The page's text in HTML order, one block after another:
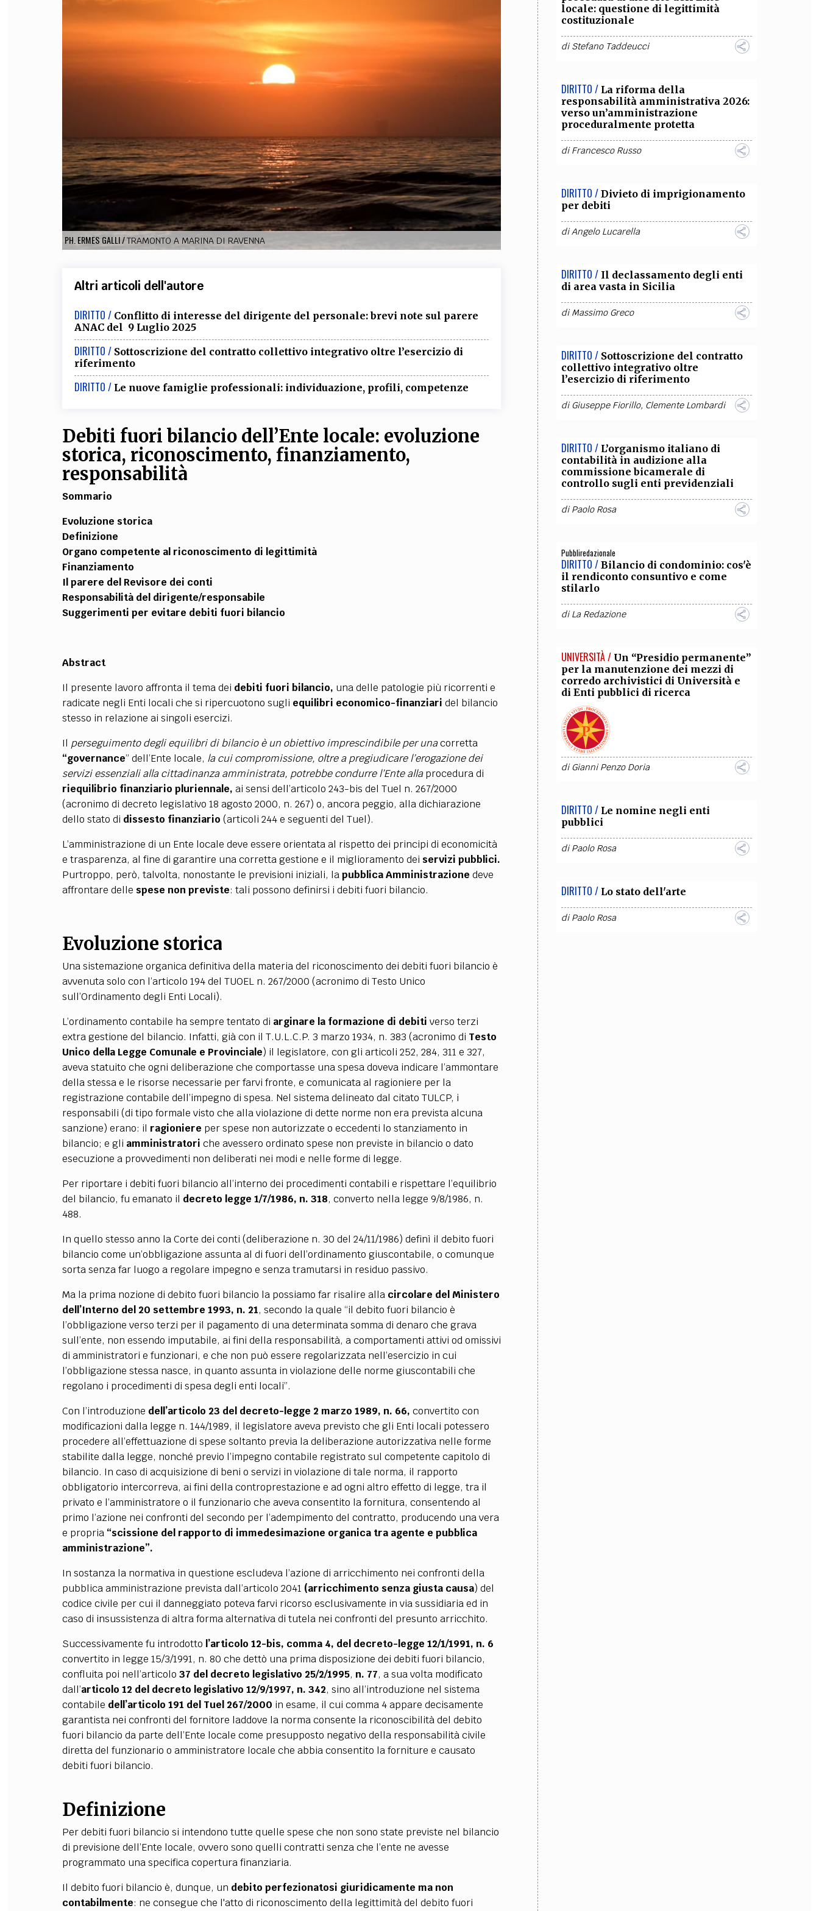
FILODIRITTO REDAZIONE COMITATO SCIENTIFICO AUTORI CURATORI FOTOGRAFI COLLABORA CON NOI
EXTRA
CODICI RUBRICHE
SOCIAL MEDIA
PH. ERMES GALLI/TRAMONTO A MARINA DI RAVENNA
Altri articoli dell'autore
DIRITTO / Conflitto di interesse del dirigente del personale: brevi note sul parere
ANAC del 9 Luglio 2025
DIRITTO / Sottoscrizione del contratto collettivo integrativo oltre l’esercizio di
riferimento
DIRITTO / Le nuove famiglie professionali: individuazione, profili, competenze
Debiti fuori bilancio dell’Ente locale: evoluzione
storica, riconoscimento, finanziamento,
responsabilità
Sommario
Evoluzione storica
Definizione
Organo competente al riconoscimento di legittimità
Finanziamento
Il parere del Revisore dei conti
Responsabilità del dirigente/responsabile
Suggerimenti per evitare debiti fuori bilancio
Abstract
Il presente lavoro affronta il tema dei debiti fuori bilancio, una delle patologie più ricorrenti e
radicate negli Enti locali che si ripercuotono sugli equilibri economico-finanziari del bilancio
stesso in relazione ai singoli esercizi.
Il perseguimento degli equilibri di bilancio è un obiettivo imprescindibile per unacorretta
“governance” dell’Ente locale, la cui compromissione, oltre a pregiudicare l’erogazione dei
servizi essenziali alla cittadinanza amministrata, potrebbe condurre l’Ente allaprocedura di
riequilibrio finanziario pluriennale, ai sensi dell’articolo 243-bis del Tuel n. 267/2000
(acronimo di decreto legislativo 18 agosto 2000, n. 267) o, ancora peggio, alla dichiarazione
dello stato di dissesto finanziario (articoli 244 e seguenti del Tuel).
L’amministrazione di un Ente locale deve essere orientata al rispetto dei principi di economicità
e trasparenza, al fine di garantire una corretta gestione e il miglioramento dei servizi pubblici.
Purtroppo, però, talvolta, nonostante le previsioni iniziali, lapubblica Amministrazione deve
affrontare delle spese non previste: tali possono definirsi i debiti fuori bilancio.
Evoluzione storica
Una sistemazione organica definitiva della materia del riconoscimento dei debiti fuori bilancio è
avvenuta solo con l’articolo 194 del TUOEL n. 267/2000 (acronimo di Testo Unico
sull’Ordinamento degli Enti Locali).
L’ordinamento contabile ha sempre tentato di arginare la formazione di debiti verso terzi
extra gestione del bilancio. Infatti, già con il T.U.L.C.P. 3 marzo 1934, n. 383 (acronimo di Testo
Unico della Legge Comunale e Provinciale) il legislatore, con gli articoli 252, 284, 311 e 327,
aveva statuito che ogni deliberazione che comportasse una spesa doveva indicare l’ammontare
della stessa e le risorse necessarie per farvi fronte, e comunicata al ragioniere per la
registrazione contabile dell’impegno di spesa. Nel sistema delineato dal citato TULCP, i
responsabili (di tipo formale visto che alla violazione di dette norme non era prevista alcuna
sanzione) erano: il ragioniere per spese non autorizzate o eccedenti lo stanziamento in
bilancio; e gli amministratori che avessero ordinato spese non previste in bilancio o dato
esecuzione a provvedimenti non deliberati nei modi e nelle forme di legge.
Per riportare i debiti fuori bilancio all’interno dei procedimenti contabili e rispettare l’equilibrio
del bilancio, fu emanato il decreto legge 1/7/1986, n. 318, converto nella legge 9/8/1986, n.
488.
In quello stesso anno la Corte dei conti (deliberazione n. 30 del 24/11/1986) definì il debito fuori
bilancio come un’obbligazione assunta al di fuori dell’ordinamento giuscontabile, o comunque
sorta senza far luogo a regolare impegno e senza tramutarsi in residuo passivo.
Ma la prima nozione di debito fuori bilancio la possiamo far risalire allacircolare del Ministero
dell’Interno del 20 settembre 1993, n. 21, secondo la quale “il debito fuori bilancio è
l’obbligazione verso terzi per il pagamento di una determinata somma di denaro che grava
sull’ente, non essendo imputabile, ai fini della responsabilità, a comportamenti attivi od omissivi
di amministratori e funzionari, e che non può essere regolarizzata nell’esercizio in cui
l’obbligazione stessa nasce, in quanto assunta in violazione delle norme giuscontabili che
regolano i procedimenti di spesa degli enti locali”.
Con l’introduzione dell’articolo 23 del decreto-legge 2 marzo 1989, n. 66, convertito con
modificazioni dalla legge n. 144/1989, il legislatore aveva previsto che gli Enti locali potessero
procedere all’effettuazione di spese soltanto previa la deliberazione autorizzativa nelle forme
stabilite dalla legge, nonché previo l’impegno contabile registrato sul competente capitolo di
bilancio. In caso di acquisizione di beni o servizi in violazione di tale norma, il rapporto
obbligatorio intercorreva, ai fini della controprestazione e ad ogni altro effetto di legge, tra il
privato e l’amministratore o il funzionario che aveva consentito la fornitura, consentendo al
primo l’azione nei confronti del secondo per l’adempimento del contratto, producendo una vera
e propria “scissione del rapporto di immedesimazione organica tra agente e pubblica
amministrazione”.
In sostanza la normativa in questione escludeva l’azione di arricchimento nei confronti della
pubblica amministrazione prevista dall’articolo 2041 (arricchimento senza giusta causa) del
codice civile per cui il danneggiato poteva farvi ricorso esclusivamente in via sussidiaria ed in
caso di insussistenza di altra forma alternativa di tutela nei confronti del presunto arricchito.
Successivamente fu introdotto l’articolo 12-bis, comma 4, del decreto-legge 12/1/1991, n. 6
convertito in legge 15/3/1991, n. 80 che dettò una prima disposizione dei debiti fuori bilancio,
confluita poi nell’articolo 37 del decreto legislativo 25/2/1995, n. 77, a sua volta modificato
dall’articolo 12 del decreto legislativo 12/9/1997, n. 342, sino all’introduzione nel sistema
contabile dell’articolo 191 del Tuel 267/2000 in esame, il cui comma 4 appare decisamente
garantista nei confronti del fornitore laddove la norma consente la riconoscibilità del debito
fuori bilancio da parte dell’Ente locale come presupposto negativo della responsabilità civile
diretta del funzionario o amministratore locale che abbia consentito la forniture e causato
debiti fuori bilancio.
Definizione
Per debiti fuori bilancio si intendono tutte quelle spese che non sono state previste nel bilancio
di previsione dell’Ente locale, ovvero sono quelli contratti senza che l’ente ne avesse
programmato una specifica copertura finanziaria.
Il debito fuori bilancio è, dunque, un debito perfezionatosi giuridicamente ma non
contabilmente: ne consegue che l'atto di riconoscimento della legittimità del debito fuori
locale: questione di legittimità
costituzionale
diStefano Taddeucci
DIRITTO / La riforma della
responsabilità amministrativa 2026:
verso un’amministrazione
proceduralmente protetta
diFrancesco Russo
DIRITTO / Divieto di imprigionamento
per debiti
diAngelo Lucarella
DIRITTO / Il declassamento degli enti
di area vasta in Sicilia
diMassimo Greco
DIRITTO / Sottoscrizione del contratto
collettivo integrativo oltre
l’esercizio di riferimento
diGiuseppe Fiorillo, Clemente Lombardi
DIRITTO / L’organismo italiano di
contabilità in audizione alla
commissione bicamerale di
controllo sugli enti previdenziali
diPaolo Rosa
Pubbliredazionale
DIRITTO / Bilancio di condominio: cos'è
il rendiconto consuntivo e come
stilarlo
diLa Redazione
UNIVERSITÀ / Un “Presidio permanente”
per la manutenzione dei mezzi di
corredo archivistici di Università e
di Enti pubblici di ricerca
diGianni Penzo Doria
DIRITTO / Le nomine negli enti
pubblici
diPaolo Rosa
DIRITTO / Lo stato dell'arte
diPaolo Rosa